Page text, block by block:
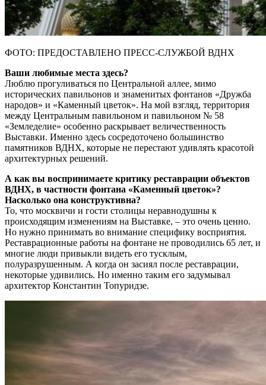
ФОТО: ПРЕДОСТАВЛЕНО ПРЕСС-СЛУЖБОЙ ВДНХ
Ваши любимые места здесь?
Люблю прогуливаться по Центральной аллее, мимо
исторических павильонов и знаменитых фонтанов «Дружба
народов» и «Каменный цветок». На мой взгляд, территория
между Центральным павильоном и павильоном № 58
«Земледелие» особенно раскрывает величественность
Выставки. Именно здесь сосредоточено большинство
памятников ВДНХ, которые не перестают удивлять красотой
архитектурных решений.
А как вы воспринимаете критику реставрации объектов
ВДНХ, в частности фонтана «Каменный цветок»?
Насколько она конструктивна?
То, что москвичи и гости столицы неравнодушны к
происходящим изменениям на Выставке, – это очень ценно.
Но нужно принимать во внимание специфику восприятия.
Реставрационные работы на фонтане не проводились 65 лет, и
многие люди привыкли видеть его тусклым,
полуразрушенным. А когда он засиял после реставрации,
некоторые удивились. Но именно таким его задумывал
архитектор Константин Топуридзе.